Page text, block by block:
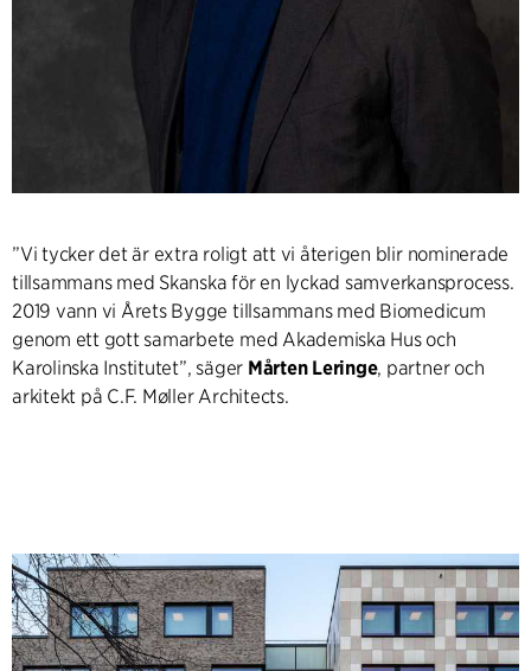
”Vi tycker det är extra roligt att vi återigen blir nominerade
tillsammans med Skanska för en lyckad samverkansprocess.
2019 vann vi Årets Bygge tillsammans med Biomedicum
genom ett gott samarbete med Akademiska Hus och
Karolinska Institutet”, säger Mårten Leringe, partner och
arkitekt på C.F. Møller Architects.